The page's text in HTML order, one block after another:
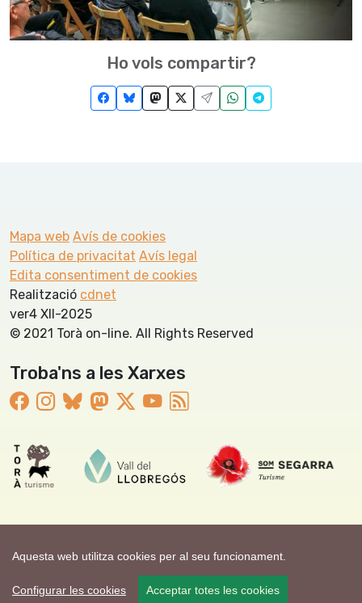
Aquesta web utilitza cookies per al seu funcionament.
Configurar les cookies Acceptar totes les cookies
Ho vols compartir?
Mapa web Avís de cookies
Política de privacitat Avís legal
Edita consentiment de cookies
Realització cdnet
ver4 XII-2025
© 2021 Torà on-line. All Rights Reserved
Troba'ns a les Xarxes